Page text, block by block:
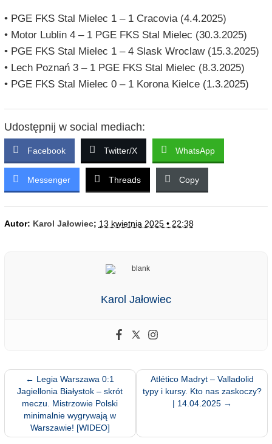
• PGE FKS Stal Mielec 1 – 1 Cracovia (4.4.2025)
• Motor Lublin 4 – 1 PGE FKS Stal Mielec (30.3.2025)
• PGE FKS Stal Mielec 1 – 4 Slask Wroclaw (15.3.2025)
• Lech Poznań 3 – 1 PGE FKS Stal Mielec (8.3.2025)
• PGE FKS Stal Mielec 0 – 1 Korona Kielce (1.3.2025)
Udostępnij w social mediach:
Facebook Twitter/X WhatsApp
Messenger Threads Copy
Autor: Karol Jałowiec; 13 kwietnia 2025 • 22:38
Karol Jałowiec
← Legia Warszawa 0:1
Jagiellonia Białystok – skrót
meczu. Mistrzowie Polski
minimalnie wygrywają w
Warszawie! [WIDEO]
Atlético Madryt – Valladolid
typy i kursy. Kto nas zaskoczy?
| 14.04.2025 →